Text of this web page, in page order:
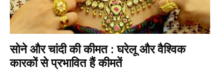
सोने और चांदी की कीमत : घरेलू और वैश्विक
कारकों से प्रभावित हैं कीमतें